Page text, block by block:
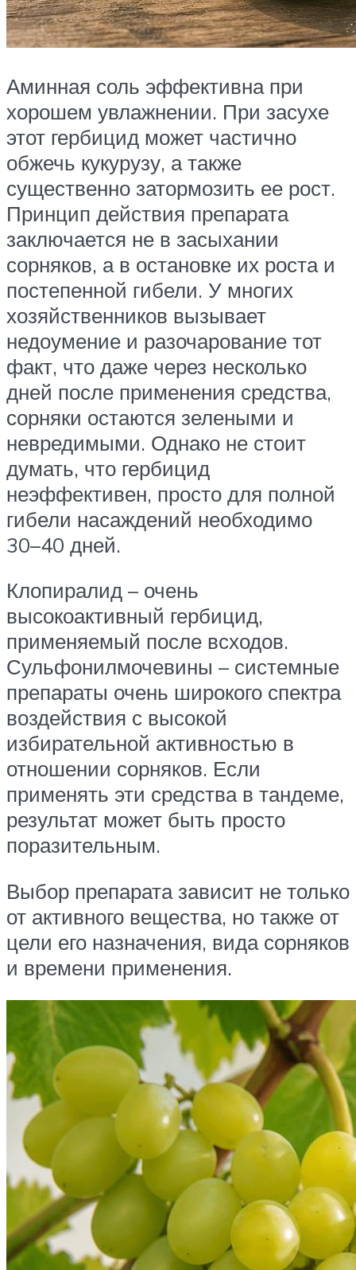
Аминная соль эффективна при
хорошем увлажнении. При засухе
этот гербицид может частично
обжечь кукурузу, а также
существенно затормозить ее рост.
Принцип действия препарата
заключается не в засыхании
сорняков, а в остановке их роста и
постепенной гибели. У многих
хозяйственников вызывает
недоумение и разочарование тот
факт, что даже через несколько
дней после применения средства,
сорняки остаются зелеными и
невредимыми. Однако не стоит
думать, что гербицид
неэффективен, просто для полной
гибели насаждений необходимо
30–40 дней.
Клопиралид – очень
высокоактивный гербицид,
применяемый после всходов.
Сульфонилмочевины – системные
препараты очень широкого спектра
воздействия с высокой
избирательной активностью в
отношении сорняков. Если
применять эти средства в тандеме,
результат может быть просто
поразительным.
Выбор препарата зависит не только
от активного вещества, но также от
цели его назначения, вида сорняков
и времени применения.